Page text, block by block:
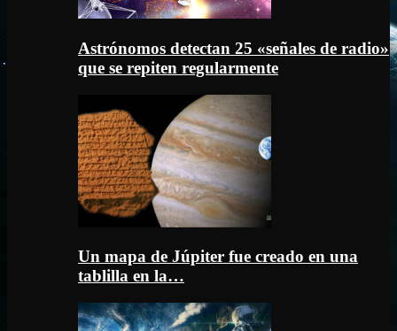
Astrónomos detectan 25 «señales de radio»
que se repiten regularmente
Un mapa de Júpiter fue creado en una
tablilla en la…